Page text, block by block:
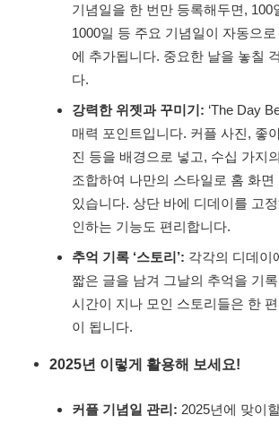
기념일을 한 번만 등록해두면, 100
1000일 등 주요 기념일이 자동으
에 추가됩니다. 중요한 날을 놓칠
다.
강력한 위젯과 꾸미기: ‘The Day
매력 포인트입니다. 커플 사진, 좋
진 등을 배경으로 넣고, 수십 가지
조합하여 나만의 스타일로 홈 화면
있습니다. 상단 바에 디데이를 고
인하는 기능도 편리합니다.
추억 기록 ‘스토리’: 각각의 디데이
짧은 글을 남겨 그날의 추억을 기
시간이 지나 모인 스토리들은 한
이 됩니다.
2025년 이렇게 활용해 보세요!
커플 기념일 관리: 2025년에 맞이